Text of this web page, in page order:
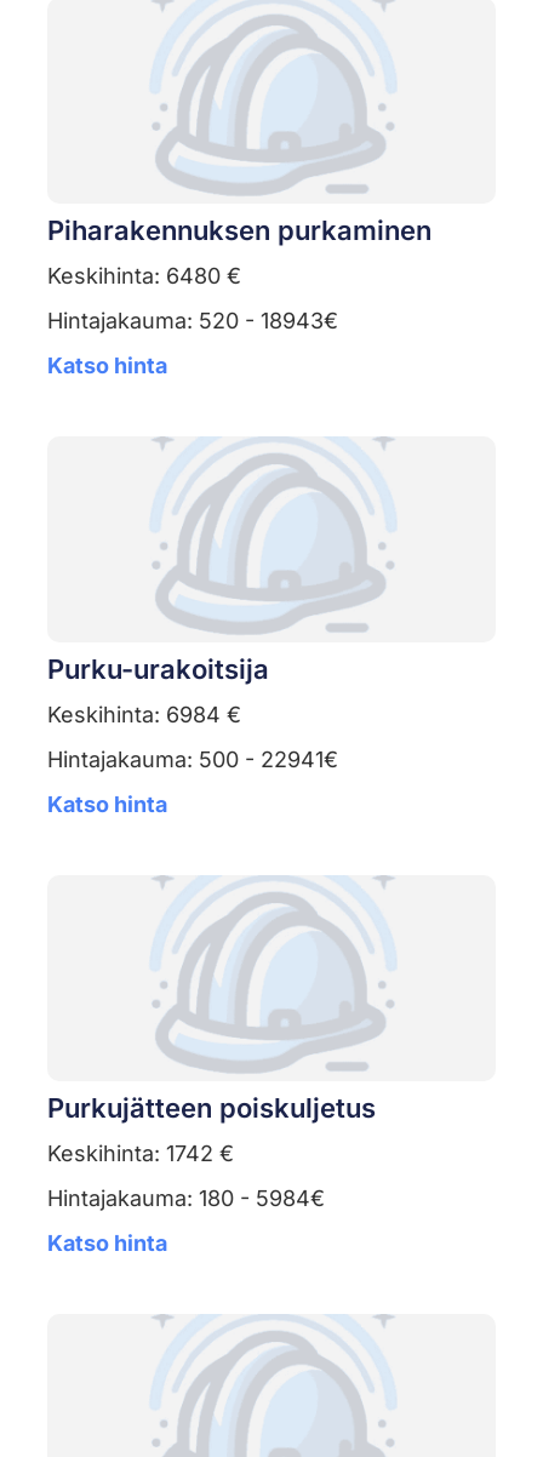
Piharakennuksen purkaminen
Keskihinta: 6480 €
Hintajakauma: 520 - 18943€
Katso hinta
Purku-urakoitsija
Keskihinta: 6984 €
Hintajakauma: 500 - 22941€
Katso hinta
Purkujätteen poiskuljetus
Keskihinta: 1742 €
Hintajakauma: 180 - 5984€
Katso hinta